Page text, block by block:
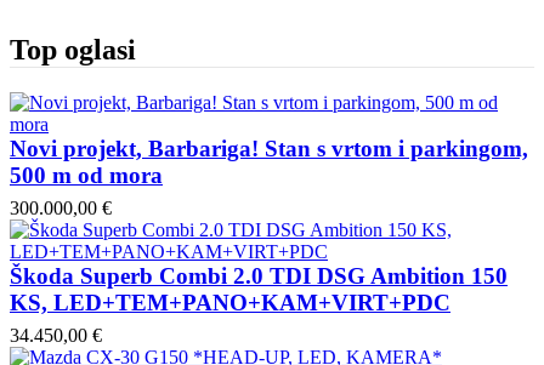
Top oglasi
Novi projekt, Barbariga! Stan s vrtom i parkingom,
500 m od mora
300.000,00 €
Škoda Superb Combi 2.0 TDI DSG Ambition 150
KS, LED+TEM+PANO+KAM+VIRT+PDC
34.450,00 €